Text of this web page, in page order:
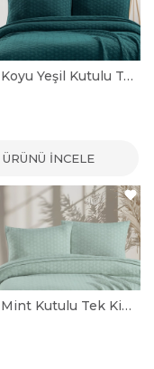
Elvira Koyu Yeşil Kutulu Tek Kişilik Yatak Örtüsü Seti
ÜRÜNÜ İNCELE
Elvira Mint Kutulu Tek Kişilik Yatak Örtüsü Seti